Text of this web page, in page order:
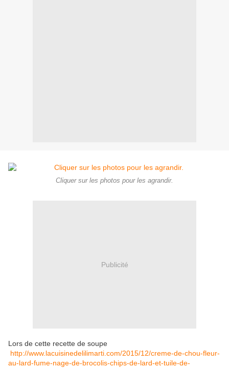
Cliquer sur les photos pour les agrandir.
Publicité
Lors de cette recette de soupe
http://www.lacuisinedelilimarti.com/2015/12/creme-de-chou-fleur-
au-lard-fume-nage-de-brocolis-chips-de-lard-et-tuile-de-